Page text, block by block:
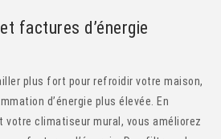
factures d’énergie
plus fort pour refroidir votre maison,
d’énergie plus élevée. En
climatiseur mural, vous améliorez